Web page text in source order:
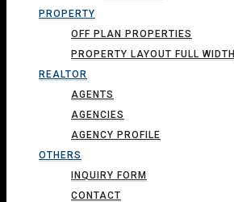
PROPERTY
OFF PLAN PROPERTIES
PROPERTY LAYOUT FULL WIDTH
REALTOR
AGENTS
AGENCIES
AGENCY PROFILE
OTHERS
INQUIRY FORM
CONTACT